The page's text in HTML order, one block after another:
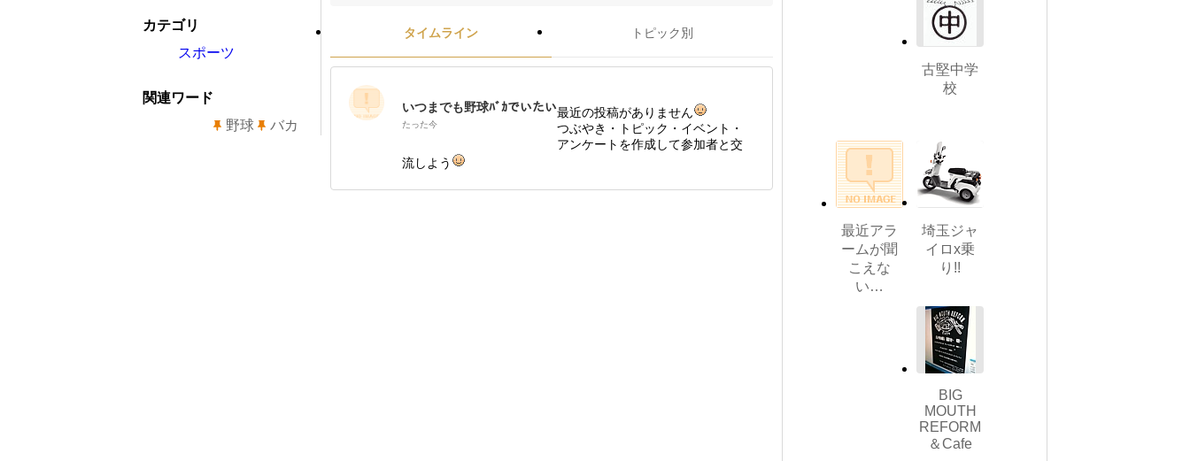
タイムライン トピック別
いつまでも野球ﾊﾞｶでいたい
たった今
最近の投稿がありません
つぶやき・トピック・イベント・
アンケートを作成して参加者と交
流しよう
カテゴリ
スポーツ
関連ワード
野球
バカ
古堅中学
校
最近アラ
ームが聞
こえな
い…
埼玉ジャ
イロx乗
り!!
BIG
MOUTH
REFORM
＆Cafe